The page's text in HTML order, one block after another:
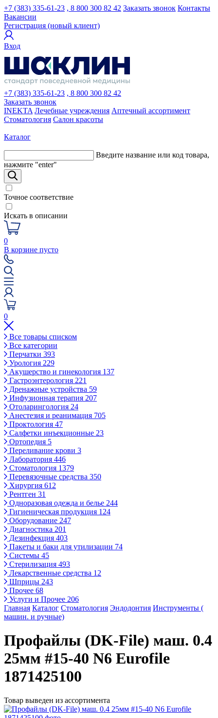
+7 (383) 335-61-23 , 8 800 300 82 42 Заказать звонок Контакты
Вакансии
Регистрация (новый клиент)
Вход
+7 (383) 335-61-23 , 8 800 300 82 42
Заказать звонок
INEKTA Лечебные учреждения Аптечный ассортимент
Стоматология Салон красоты
Каталог
Введите название или код товара,
нажмите "enter"
Точное соответствие
Искать в описании
0
В корзине пусто
0
Все товары списком
Все категории
Перчатки 393
Урология 229
Акушерство и гинекология 137
Гастроэнтерология 221
Дренажные устройства 59
Инфузионная терапия 207
Отоларингология 24
Анестезия и реанимация 705
Проктология 47
Салфетки инъекционные 23
Ортопедия 5
Переливание крови 3
Лаборатория 446
Стоматология 1379
Перевязочные средства 350
Хирургия 612
Рентген 31
Одноразовая одежда и белье 244
Гигиеническая продукция 124
Оборудование 247
Диагностика 201
Дезинфекция 403
Пакеты и баки для утилизации 74
Системы 45
Стерилизация 493
Лекарственные средства 12
Шприцы 243
Прочее 68
Услуги и Прочее 206
Главная Каталог Стоматология Эндодонтия Инструменты (
машин. и ручные)
Профайлы (DK-File) маш. 0.4
25мм #15-40 N6 Eurofile
1871425100
Товар выведен из ассортимента